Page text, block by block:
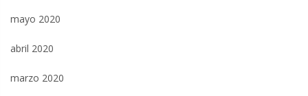
mayo 2020
abril 2020
marzo 2020